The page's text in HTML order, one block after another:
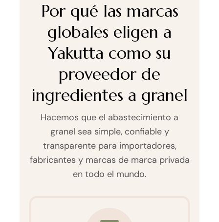
Por qué las marcas
globales eligen a
Yakutta como su
proveedor de
ingredientes a granel
Hacemos que el abastecimiento a
granel sea simple, confiable y
transparente para importadores,
fabricantes y marcas de marca privada
en todo el mundo.